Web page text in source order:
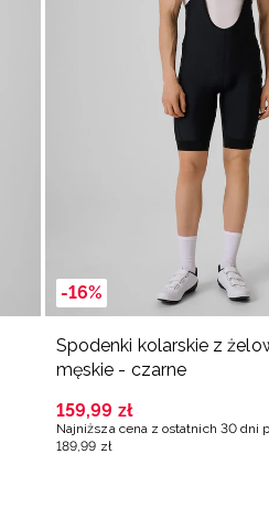
-16%
Spodenki kolarskie z
męskie - czarne
159,99 zł
Najniższa cena z ostatnich 30 dni
189 ,99 zł